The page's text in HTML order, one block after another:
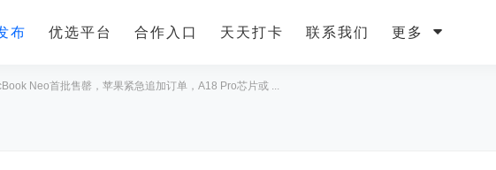
布 优选平台 合作入口 天天打卡 联系我们 更多
Neo首批售罄，苹果紧急追加订单，A18 Pro芯片或 ...